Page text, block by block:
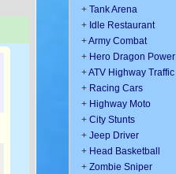
+ Tank Arena
+ Idle Restaurant
+Army Combat
+ Hero Dragon Power
+ATV Highway Traffic
+ Racing Cars
+ Highway Moto
+ City Stunts
+ Jeep Driver
+ Head Basketball
+ Zombie Sniper